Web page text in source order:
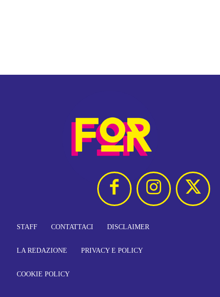
STAFF CONTATTACI DISCLAIMER
LA REDAZIONE PRIVACY E POLICY
COOKIE POLICY